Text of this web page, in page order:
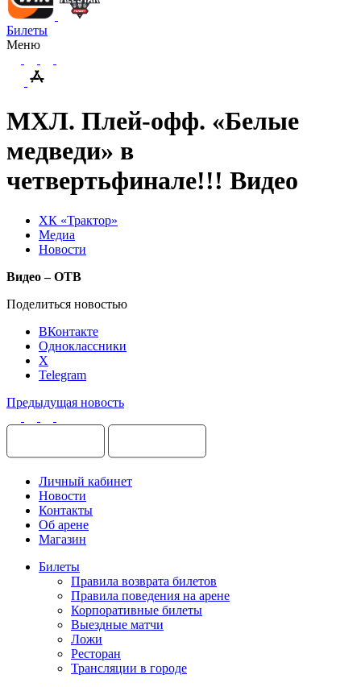
Билеты
Меню
МХЛ. Плей-офф. «Белые
медведи» в
четвертьфинале!!! Видео
ХК «Трактор»
Медиа
Новости
Видео – ОТВ
Поделиться новостью
ВКонтакте
Одноклассники
X
Telegram
Предыдущая новость
Личный кабинет
Новости
Контакты
Об арене
Магазин
Билеты
Правила возврата билетов
Правила поведения на арене
Корпоративные билеты
Выездные матчи
Ложи
Ресторан
Трансляции в городе